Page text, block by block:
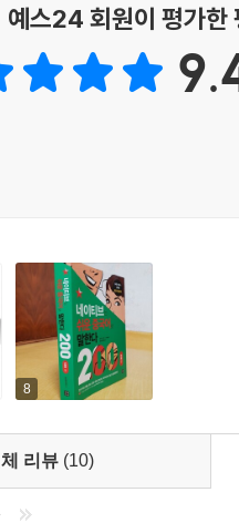
’가 쓴 생활 밀착형 중국어!
파워블로거로 활동 중인 ‘차
한 중국어, 교과서에 나오는
1개씩 !
다이얼로그는 문장도 길고
의 짧은 대화문을 익힐 수 있
관을 들이세요!
출!
고 끝이 아니다! 중국어 표현
리한 ‘차라의 속닥속닥’ 코
예스24 회원이 평가한
8
리뷰 (10)